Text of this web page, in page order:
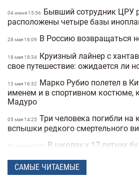
04 июня 15:56
Бывший сотрудник ЦРУ
расположены четыре базы
28 мая 16:09 В Россию возвращаться
18 мая 18:34 Круизный лайнер с
свое путешествие: ожидается ли
13 мая 16:32
Марко Рубио полетел в
именем и в спортивном костюме,
Мадуро
05 мая 14:25 Три человека погибли на
вспышки редкого смертельного
23 апреля 17:07
В школах у 17-летних
Полиция Мексики
САМЫЕ ЧИТАЕМЫЕ